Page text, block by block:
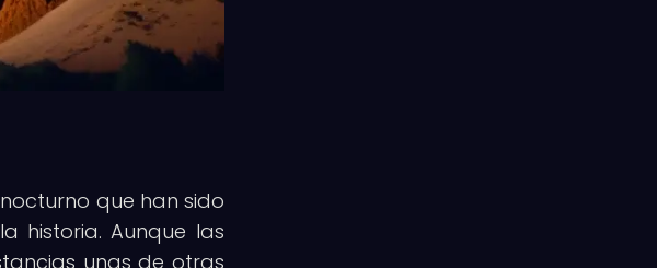
que han sido
historia. Aunque las
unas de otras